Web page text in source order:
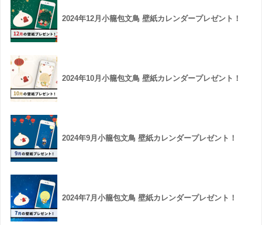
2024年12月小籠包文鳥 壁紙カレンダープレゼント！
2024年10月小籠包文鳥 壁紙カレンダープレゼント！
2024年9月小籠包文鳥 壁紙カレンダープレゼント！
2024年7月小籠包文鳥 壁紙カレンダープレゼント！